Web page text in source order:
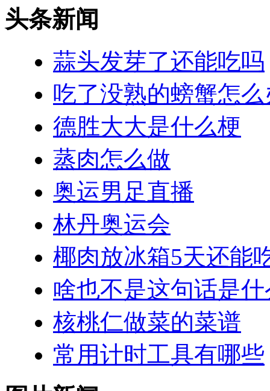
头条新闻
蒜头发芽了还能吃吗
吃了没熟的螃蟹怎么
德胜大大是什么梗
蒸肉怎么做
奥运男足直播
林丹奥运会
椰肉放冰箱5天还能
啥也不是这句话是
核桃仁做菜的菜谱
常用计时工具有哪些